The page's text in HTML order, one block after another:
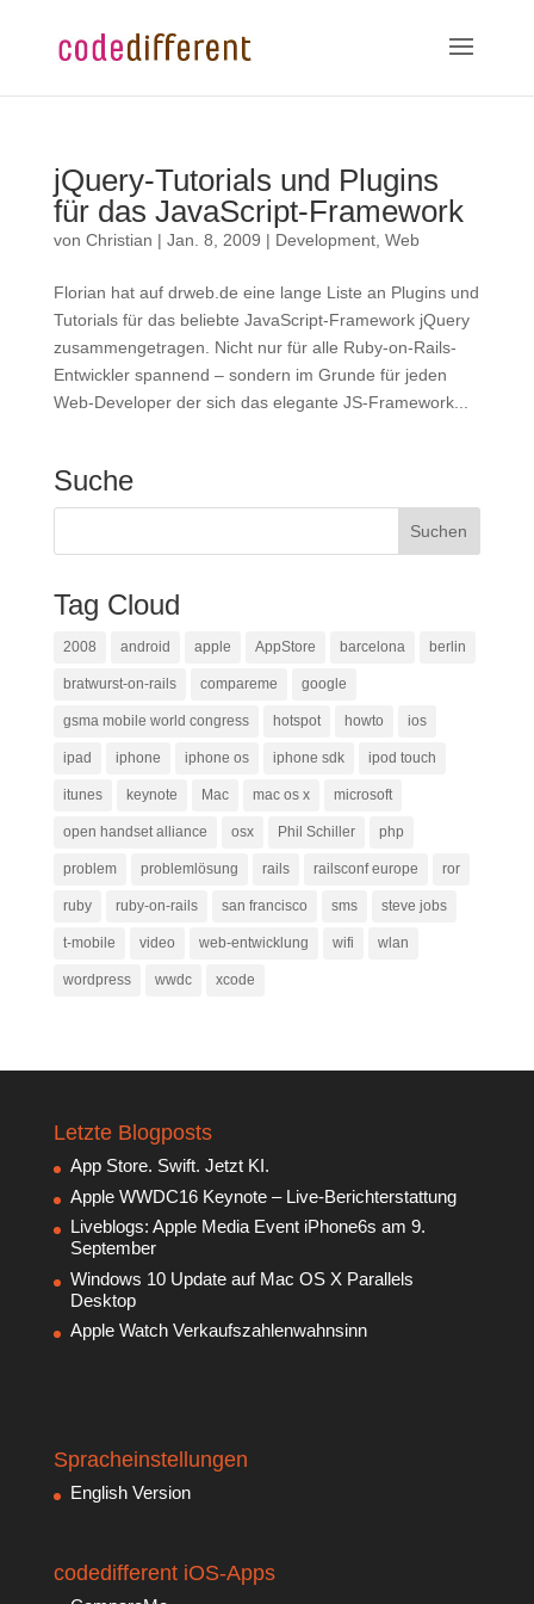
jQuery-Tutorials und Plugins
für das JavaScript-Framework
von Christian | Jan. 8, 2009 | Development, Web
Florian hat auf drweb.de eine lange Liste an Plugins und
Tutorials für das beliebte JavaScript-Framework jQuery
zusammengetragen. Nicht nur für alle Ruby-on-Rails-
Entwickler spannend – sondern im Grunde für jeden
Web-Developer der sich das elegante JS-Framework...
Suche
Tag Cloud
2008 android apple AppStore barcelona berlin
bratwurst-on-rails compareme google
gsma mobile world congress hotspot howto ios
ipad iphone iphone os iphone sdk ipod touch
itunes keynote Mac mac os x microsoft
open handset alliance osx Phil Schiller php
problem problemlösung rails railsconf europe ror
ruby ruby-on-rails san francisco sms steve jobs
t-mobile video web-entwicklung wifi wlan
wordpress wwdc xcode
Letzte Blogposts
App Store. Swift. Jetzt KI.
Apple WWDC16 Keynote – Live-Berichterstattung
Liveblogs: Apple Media Event iPhone6s am 9.
September
Windows 10 Update auf Mac OS X Parallels
Desktop
Apple Watch Verkaufszahlenwahnsinn
Spracheinstellungen
English Version
codedifferent iOS-Apps